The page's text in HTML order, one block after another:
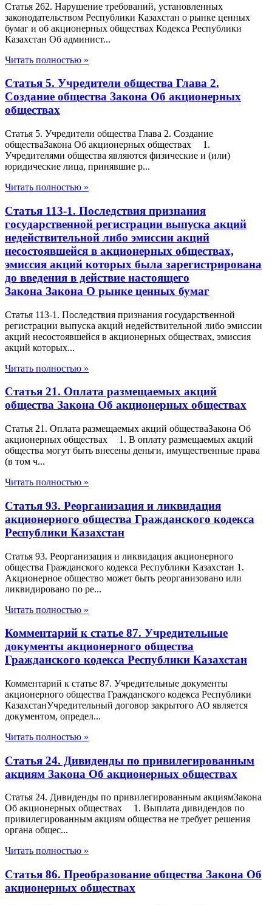
Статья 262. Нарушение требований, установленных
законодательством Республики Казахстан о рынке ценных
бумаг и об акционерных обществах Кодекса Республики
Казахстан Об админист...
Читать полностью »
Статья 5. Учредители общества Глава 2.
Создание общества Закона Об акционерных
обществах
Статья 5. Учредители общества Глава 2. Создание
обществаЗакона Об акционерных обществах 1.
Учредителями общества являются физические и (или)
юридические лица, принявшие р...
Читать полностью »
Статья 113-1. Последствия признания
государственной регистрации выпуска акций
недействительной либо эмиссии акций
несостоявшейся в акционерных обществах,
эмиссия акций которых была зарегистрирована
до введения в действие настоящего
Закона Закона О рынке ценных бумаг
Статья 113-1. Последствия признания государственной
регистрации выпуска акций недействительной либо эмиссии
акций несостоявшейся в акционерных обществах, эмиссия
акций которых...
Читать полностью »
Статья 21. Оплата размещаемых акций
общества Закона Об акционерных обществах
Статья 21. Оплата размещаемых акций обществаЗакона Об
акционерных обществах 1. В оплату размещаемых акций
общества могут быть внесены деньги, имущественные права
(в том ч...
Читать полностью »
Статья 93. Реорганизация и ликвидация
акционерного общества Гражданского кодекса
Республики Казахстан
Статья 93. Реорганизация и ликвидация акционерного
общества Гражданского кодекса Республики Казахстан 1.
Акционерное общество может быть реорганизовано или
ликвидировано по ре...
Читать полностью »
Комментарий к статье 87. Учредительные
документы акционерного общества
Гражданского кодекса Республики Казахстан
Комментарий к статье 87. Учредительные документы
акционерного общества Гражданского кодекса Республики
КазахстанУчредительный договор закрытого АО является
документом, определ...
Читать полностью »
Статья 24. Дивиденды по привилегированным
акциям Закона Об акционерных обществах
Статья 24. Дивиденды по привилегированным акциямЗакона
Об акционерных обществах 1. Выплата дивидендов по
привилегированным акциям общества не требует решения
органа общес...
Читать полностью »
Статья 86. Преобразование общества Закона Об
акционерных обществах